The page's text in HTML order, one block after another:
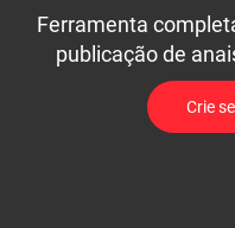
Ferramenta
publicação de
Crie